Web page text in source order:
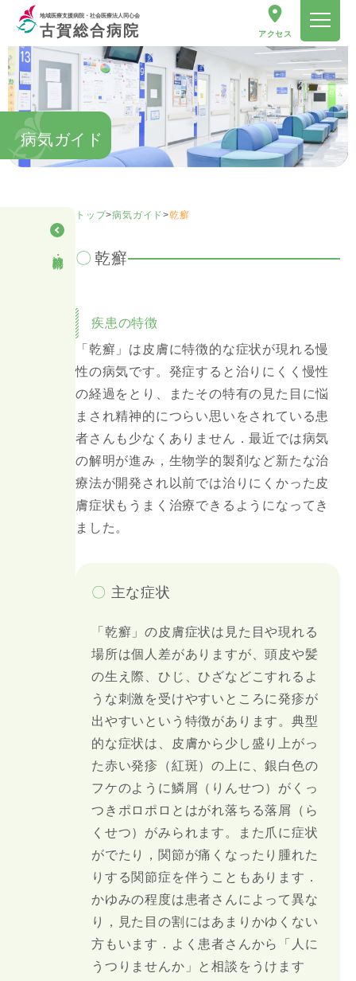
地域医療支援病院・社会医療法人同心会
古賀総合病院 アクセス
病気ガイド
トップ>病気ガイド>乾癬
乾癬
疾患の特徴
「乾癬」は皮膚に特徴的な症状が現れる慢
性の病気です。発症すると治りにくく慢性
の経過をとり、またその特有の見た目に悩
まされ精神的につらい思いをされている患
者さんも少なくありません．最近では病気
の解明が進み，生物学的製剤など新たな治
療法が開発され以前では治りにくかった皮
膚症状もうまく治療できるようになってき
ました。
〇 主な症状
「乾癬」の皮膚症状は見た目や現れる
場所は個人差がありますが、頭皮や髪
の生え際、ひじ、ひざなどこすれるよ
うな刺激を受けやすいところに発疹が
出やすいという特徴があります。典型
的な症状は、皮膚から少し盛り上がっ
た赤い発疹（紅斑）の上に、銀白色の
フケのように鱗屑（りんせつ）がくっ
つきポロポロとはがれ落ちる落屑（ら
くせつ）がみられます。また爪に症状
がでたり，関節が痛くなったり腫れた
りする関節症を伴うこともあります．
かゆみの程度は患者さんによって異な
り，見た目の割にはあまりかゆくない
方もいます．よく患者さんから「人に
うつりませんか」と相談をうけます